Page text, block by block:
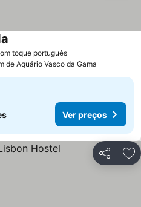
toque portuguêsVer preços
de Aquário Vasco da Gama
Ver preços
Partilhar